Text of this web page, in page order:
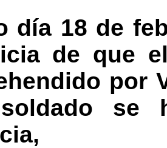
día 18 de
de que
por
se